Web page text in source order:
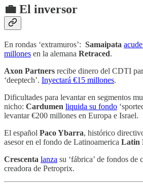
💼 El inversor
En rondas ‘extramuros’: Samaipata
millones en la alemana Retraced.
Axon Partners recibe dinero del CDTI
‘deeptech’. Inyectará €15 millones.
Dificultades para levantar en segmentos
nicho: Cardumen liquida su fondo
levantar €200 millones en Europa e Israel.
El español Paco Ybarra, histórico
asesor en el fondo de Latinoamerica Latin
Crescenta lanza su ‘fábrica’ de fondos de
creadora de Petroprix.